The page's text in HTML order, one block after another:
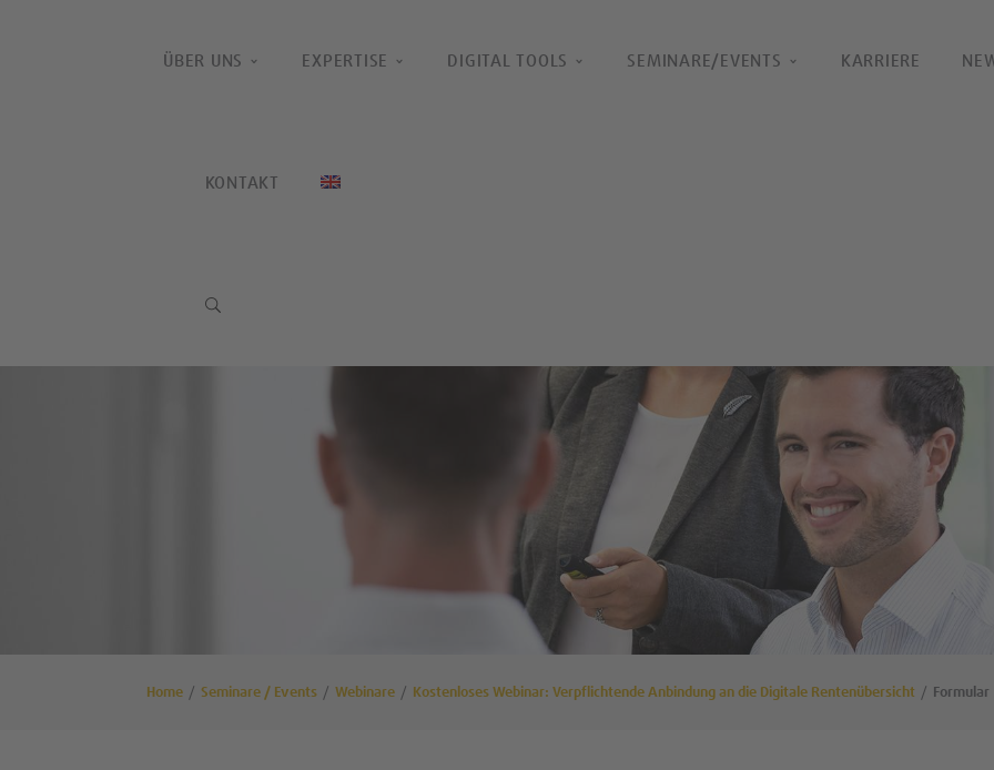
ÜBER UNS EXPERTISE DIGITAL TOOLS SEMINARE/EVENTS KARRIERE
KONTAKT
Home Seminare / Events Webinare Kostenloses Webinar: Verpflichtende Anbindung an die Digitale Rentenübersicht Formular